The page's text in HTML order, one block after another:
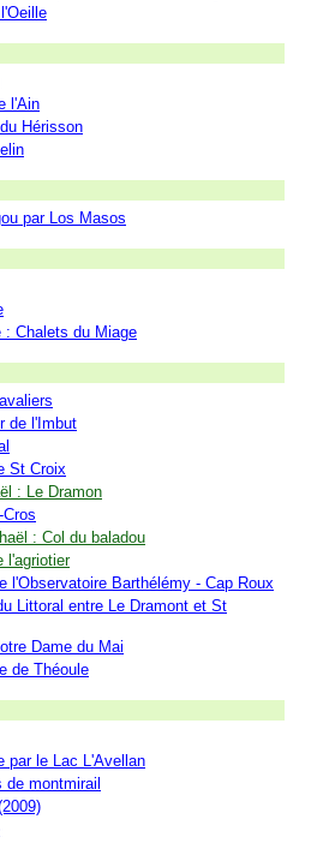
l'Ain
Hérisson
par Los Masos
: Chalets du Miage
de l'Imbut
St Croix
: Le Dramon
: Col du baladou
l'agriotier
l'Observatoire Barthélémy - Cap Roux
Littoral entre Le Dramont et St
Dame du Mai
de Théoule
par le Lac L'Avellan
montmirail